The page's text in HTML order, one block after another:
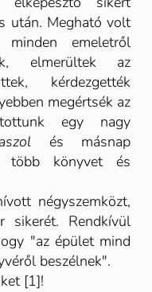
után. Megható volt
emeletről
elmerültek az
kérdezgették
megértsék az
egy nagy
és másnap
több könyvet és
négyszemközt,
sikerét. Rendkívül
"az épület mind
beszélnek".
[1]!